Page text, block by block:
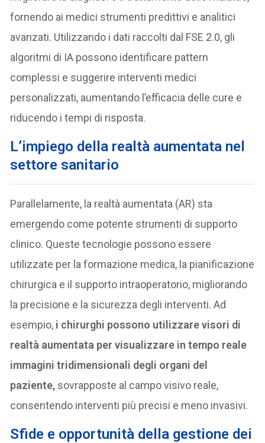
fornendo ai medici strumenti predittivi e analitici
avanzati. Utilizzando i dati raccolti dal FSE 2.0, gli
algoritmi di IA possono identificare pattern
complessi e suggerire interventi medici
personalizzati, aumentando l’efficacia delle cure e
riducendo i tempi di risposta.
L’impiego della realtà aumentata nel
settore sanitario
Parallelamente, la realtà aumentata (AR) sta
emergendo come potente strumenti di supporto
clinico. Queste tecnologie possono essere
utilizzate per la formazione medica, la pianificazione
chirurgica e il supporto intraoperatorio, migliorando
la precisione e la sicurezza degli interventi. Ad
esempio, i chirurghi possono utilizzare visori di
realtà aumentata per visualizzare in tempo reale
immagini tridimensionali degli organi del
paziente, sovrapposte al campo visivo reale,
consentendo interventi più precisi e meno invasivi.
Sfide e opportunità della gestione dei